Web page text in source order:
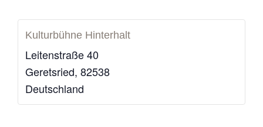
Kulturbühne Hinterhalt
Leitenstraße 40
Geretsried, 82538
Deutschland